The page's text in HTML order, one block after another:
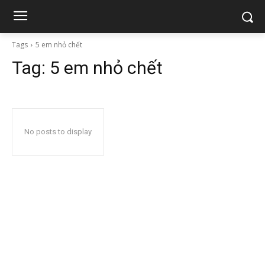
Tags 5 em nhỏ chết
Tag: 5 em nhỏ chết
No posts to display